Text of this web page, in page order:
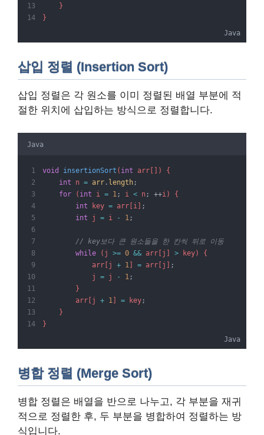
    }
}
Java
삽입 정렬 (Insertion Sort)
삽입 정렬은 각 원소를 이미 정렬된 배열 부분에 적
절한 위치에 삽입하는 방식으로 정렬합니다.
Java
void insertionSort ( int arr[]) {
int n = arr . length ;
for ( int i = 1 ; i < n ; ++i) {
int key = arr[i] ;
int j = i - 1 ;
// key보다 큰 원소들을 한 칸씩 뒤로 이동
while (j >= 0 && arr[j] > key) {
            arr[j
+ 1 ] = arr[j] ;
            j
= j - 1 ;
        }
        arr[j
+ 1 ] = key ;
    }
}
Java
병합 정렬 (Merge Sort)
병합 정렬은 배열을 반으로 나누고, 각 부분을 재귀
적으로 정렬한 후, 두 부분을 병합하여 정렬하는 방
식입니다.